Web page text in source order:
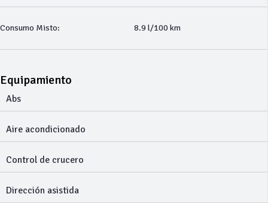
Consumo Misto: 8.9 l/100 km
Equipamiento
Abs
Aire acondicionado
Control de crucero
Dirección asistida